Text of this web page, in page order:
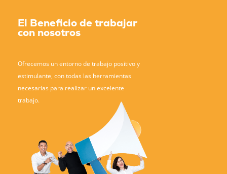
El Beneficio de trabajar
con nosotros
Ofrecemos un entorno de trabajo positivo y
estimulante, con todas las herramientas
necesarias para realizar un excelente
trabajo.